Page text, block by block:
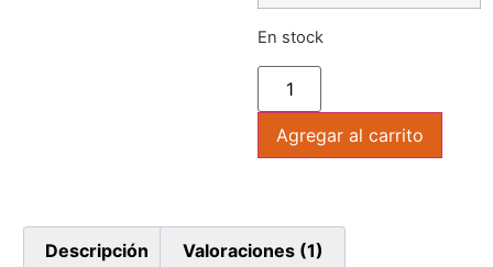
En stock
Agregar al carrito
Descripción Valoraciones (1)